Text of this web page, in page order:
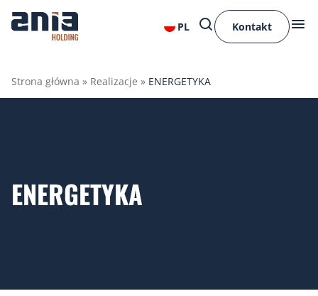
PL Kontakt
Strona główna » Realizacje » ENERGETYKA
ENERGETYKA